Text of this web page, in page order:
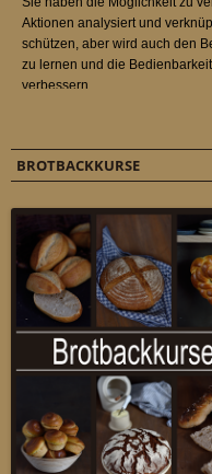
BROTBACKKURSE